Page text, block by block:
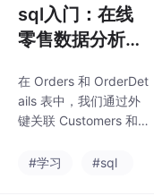
库：pandas & nump
y：用于数据加载、处理
和数值计算；matplotli
据可视化，帮助我们直
观理解数据分布和关
系；scikit-learn：提供
练、超参数调优、交叉
sql入门：在线
零售数据分析平
在 Orders 和 OrderDet
ails 表中，我们通过外
键关联 Customers 和 P
关联。：SQLite 将数据
#学习 #sql